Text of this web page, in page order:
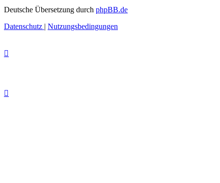
Deutsche Übersetzung durch phpBB.de
Datenschutz | Nutzungsbedingungen